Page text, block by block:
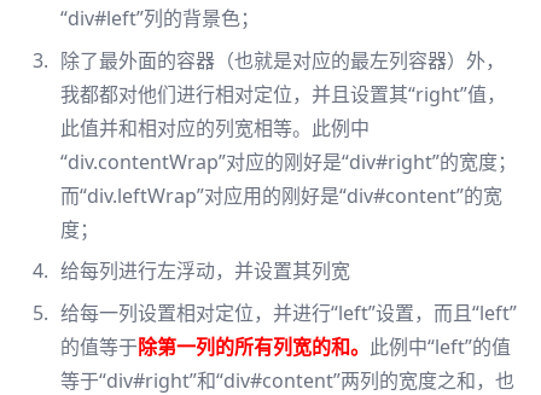
“div#left”列的背景色；
除了最外面的容器（也就是对应的最左列容器）外，
我都都对他们进行相对定位，并且设置其“right”值，
此值并和相对应的列宽相等。此例中
“div.contentWrap”对应的刚好是“div#right”的宽度；
而“div.leftWrap”对应用的刚好是“div#content”的宽
度；
给每列进行左浮动，并设置其列宽
给每一列设置相对定位，并进行“left”设置，而且“left”
的值等于除第一列的所有列宽的和。 此例中“left”的值
等于“div#right”和“div#content”两列的宽度之和，也